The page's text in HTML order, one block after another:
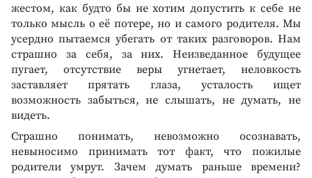
жестом, как будто бы не хотим допустить к себе не
только мысль о её потере, но и самого родителя. Мы
усердно пытаемся убегать от таких разговоров. Нам
страшно за себя, за них. Неизведанное будущее
пугает, отсутствие веры угнетает, неловкость
заставляет прятать глаза, усталость ищет
возможность забыться, не слышать, не думать, не
видеть.
Страшно понимать, невозможно осознавать,
невыносимо принимать тот факт, что пожилые
родители умрут. Зачем думать раньше времени?